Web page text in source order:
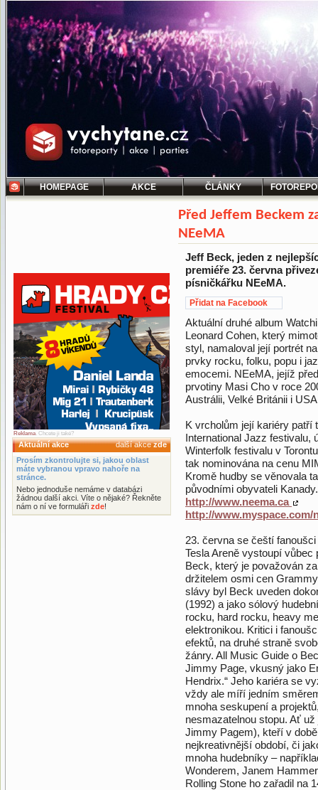
HOMEPAGE AKCE ČLÁNKY
Reklama. Chcete ji také?
Aktuální akce další akcezde
Prosím zkontrolujte si, jakou oblast
máte vybranou vpravo nahoře na
stránce.
Nebo jednoduše nemáme v databázi
žádnou další akci. Víte o nějaké? Řekněte
nám o ní ve formuláři zde!
Před Jeffem Beckem
NEeMA
Jeff Beck, jeden z
premiéře 23. června
písničkářku NEeMA.
Přidat na Facebook
Aktuální druhé album
Leonard Cohen, který
styl, namaloval její portrét
prvky rocku, folku, popu i
emocemi. NEeMA, jejíž
prvotiny Masi Cho v roce
Austrálii, Velké Británii i
K vrcholům její kariéry patří
International Jazz festivalu,
Winterfolk festivalu v
tak nominována na cenu
Kromě hudby se věnovala
původními obyvateli Kanady.
http://www.neema.ca
http://www.myspace.com/
23. června se čeští
Tesla Areně vystoupí
Beck, který je považován
držitelem osmi cen
slávy byl Beck uveden
(1992) a jako sólový
rocku, hard rocku, heavy
elektronikou. Kritici i
efektů, na druhé straně
žánry. All Music Guide o
Jimmy Page, vkusný jako
Hendrix.“ Jeho kariéra se
vždy ale míří jedním
mnoha seskupení a
nesmazatelnou stopu. Ať
Jimmy Pagem), kteří v
nejkreativnější období, či
mnoha hudebníky –
Wonderem, Janem
Rolling Stone ho zařadil na